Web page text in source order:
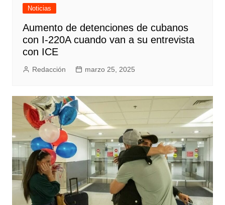
Noticias
Aumento de detenciones de cubanos
con I-220A cuando van a su entrevista
con ICE
Redacción marzo 25, 2025